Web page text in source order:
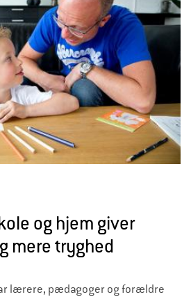
og hjem giver
mere tryghed
lærere, pædagoger og forældre